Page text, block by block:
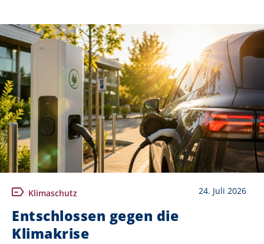
Klimaschutz 24. Juli 2026
Entschlossen gegen die
Klimakrise